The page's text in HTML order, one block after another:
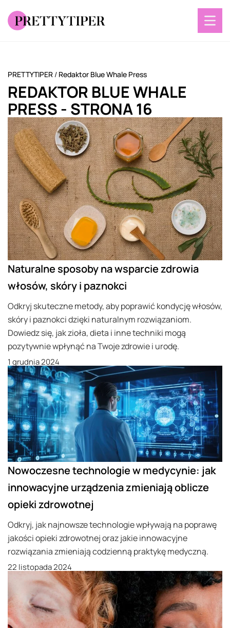
PRETTYTIPER / Redaktor Blue Whale Press
REDAKTOR BLUE WHALE
PRESS- STRONA 16
Naturalne sposoby na wsparcie zdrowia
włosów, skóry i paznokci
Odkryj skuteczne metody, aby poprawić kondycję włosów,
skóry i paznokci dzięki naturalnym rozwiązaniom.
Dowiedz się, jak zioła, dieta i inne techniki mogą
pozytywnie wpłynąć na Twoje zdrowie i urodę.
1 grudnia 2024
Nowoczesne technologie w medycynie: jak
innowacyjne urządzenia zmieniają oblicze
opieki zdrowotnej
Odkryj, jak najnowsze technologie wpływają na poprawę
jakości opieki zdrowotnej oraz jakie innowacyjne
rozwiązania zmieniają codzienną praktykę medyczną.
22 listopada 2024